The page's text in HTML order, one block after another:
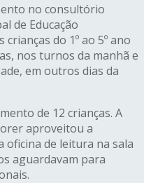
no consultório
de Educação
do 1º ao 5º ano
nos turnos da manhã e
em outros dias da
de 12 crianças. A
aproveitou a
de leitura na sala
aguardavam para